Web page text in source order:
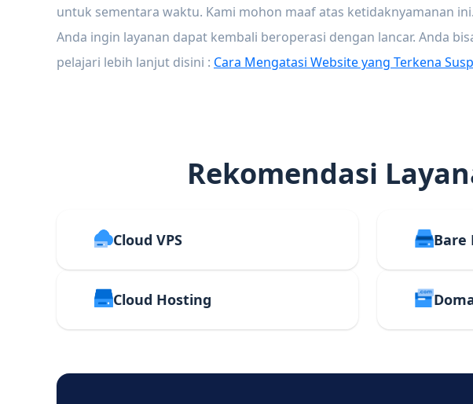
untuk sementara waktu. Kami mohon maaf atas ketidaknyamanan
Anda ingin layanan dapat kembali beroperasi dengan lancar. Anda
pelajari lebih lanjut disini : Cara Mengatasi Website yang Terkena
Rekomendasi
Cloud VPS Bare
Cloud Hosting